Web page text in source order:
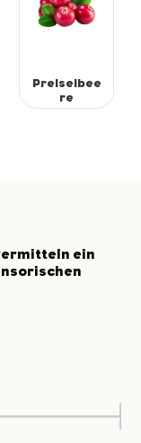
Preiselbee
re
ein